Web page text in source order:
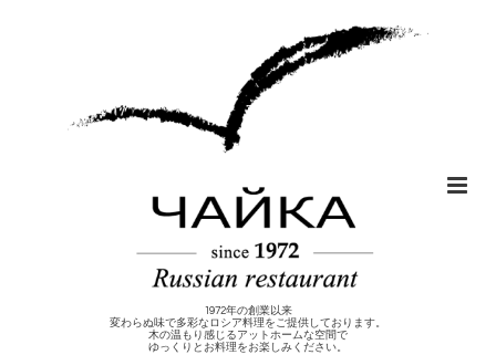
1972年の創業以来
変わらぬ味で多彩なロシア料理をご提供しております。
木の温もり感じるアットホームな空間で
ゆっくりとお料理をお楽しみください。